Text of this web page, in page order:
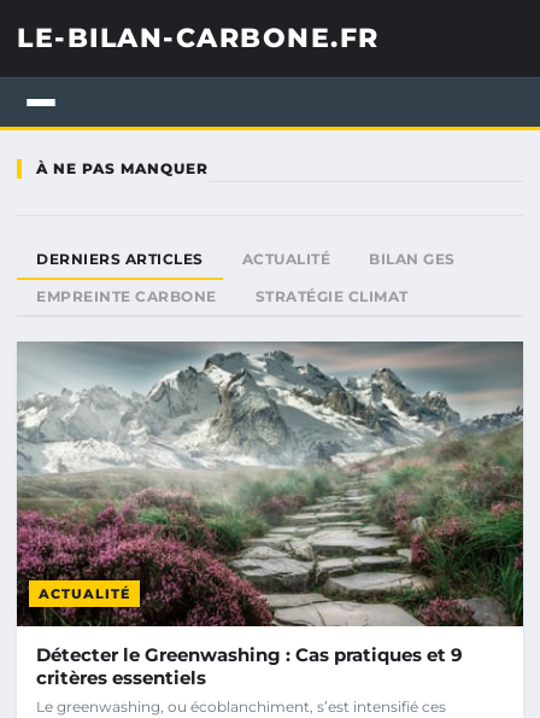
LE-BILAN-CARBONE.FR
À NE PAS MANQUER
DERNIERS ARTICLES ACTUALITÉ BILAN GES
EMPREINTE CARBONE STRATÉGIE CLIMAT
ACTUALITÉ
Détecter le Greenwashing : Cas pratiques et 9
critères essentiels
Le greenwashing, ou écoblanchiment, s’est intensifié ces